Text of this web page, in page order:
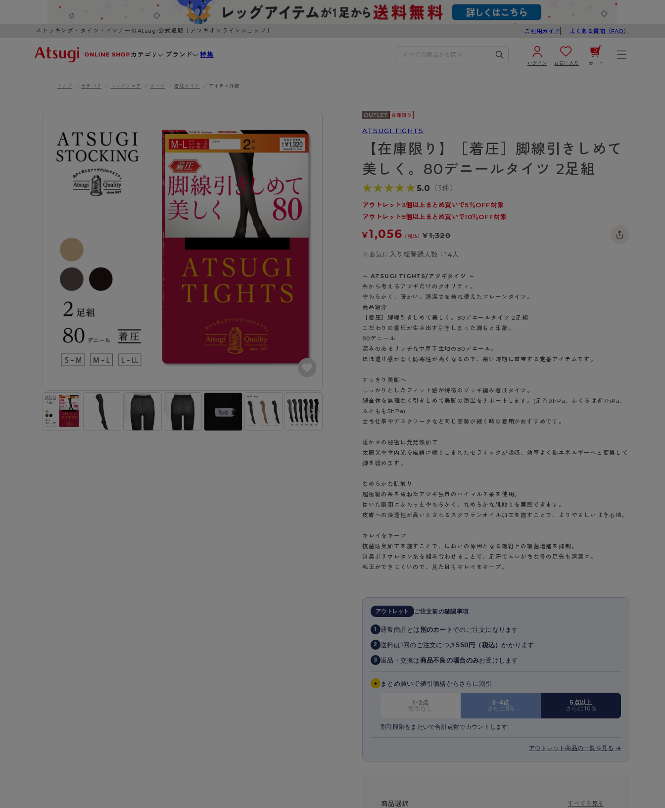
ストッキング・タイツ・インナーのAtsugi公式通販［アツギオンラインショップ］ ご利用ガイド よくある質問（FAQ）
カテゴリ
WOMEN MEN KIDS
レッグウェア
ストッキング
- 無地ストッキング
- 柄ストッキング
- パンティ部レスストッキング
タイツ
- 無地タイツ
- 柄タイツ
- ひざ下丈タイツ
- 着圧タイツ
レギンス・スパッツ
インナーウェア
ブラジャー
- ノンワイヤーブラ
- ワイヤーブラ
- ブラトップ
- レギュラーショーツ
- サニタリーショーツ
- ガードル・補正ショーツ
肌着・インナー
- 長袖（七分袖以上）
- カップ付きインナー
ライフスタイルウェア
アクティブ・スポーツ
- スポーツトップス
ソックス・靴下
スニーカー丈・くるぶし丈ソックス
ハイソックス
インナーウエア
メンズパンツ
トランクス
Tバック・ビキニ
肌着・インナー
ライフスタイルウェア
ルームウェア・パジャマ
タイツ
クルー・レギュラー丈ソックス
スニーカー丈・くるぶし丈ソックス
ハイソックス
インナーウエア
ブラジャー
ワイヤーブラ
スポーツブラ
ショーツ
ブランド
アスティーグ クリアビューティアクティブ
hotto comfort
CLINICAL
特集
ログイン お気に入り カート
0
3,980円以上のご購入で送料無料
カテゴリから探す
レッグウェア
- ショート丈ストッキング
- 着圧ストッキング
- パンティ部レスストッキング
タイツ
- 無地タイツ
- 柄タイツ
- ひざ下丈タイツ
- 着圧タイツ
ソックス・靴下
- ワイヤーブラ
- ブラトップ
ショーツ
- レギュラーショーツ
- サニタリーショーツ
- ガードル・補正ショーツ
肌着・インナー
- 長袖（七分袖以上）
- タンクトップ
トップス
ルームウェア・パジャマ
アクティブ・スポーツ
- スポーツブラ
- スポーツトップス
- スポーツボトムス
雑貨・小物
ソックス・靴下
クルー・レギュラー丈ソックス
スニーカー丈・くるぶし丈ソックス
ハイソックス
インナーウエア
メンズパンツ
ボクサー
トランクス
Tバック・ビキニ
ライフスタイルウェア
ボトムス
ルームウェア・パジャマ
タイツ
ソックス・靴下
クルー・レギュラー丈ソックス
スニーカー丈・くるぶし丈ソックス
ハイソックス
スクールソックス
インナーウエア
ブラジャー
ノンワイヤーブラ
ワイヤーブラ
スポーツブラ
レギュラーショーツ
ボクサー
カテゴリ一覧へ
ブランドから探す
AZGI
アスティーグ
クリアビューティアクティブ
hotto comfort
Atsugi COLORS
BT
スクールタイム
CLINICAL
ハイジュニ
商品選びのお手伝い
お悩み別ガードル
ブラジャー特集
私に似合う、ストッキング選び
タイツの選び方
はじめての方へ
よくある質問（FAQ）
サイズ表
お支払い方法について
配送方法について
お問い合わせについて
トップ カテゴリ レッグウェア タイツ 着圧タイツ アイテム詳細
0）
ュ（385）
ATSUGI TIGHTS
【在庫限り】［着圧］脚線引きしめて
美しく。80デニールタイツ 2足組
★★★★★
★★★★★5.0 （3件）
アウトレット3個以上まとめ買いで5％OFF対象
アウトレット5個以上まとめ買いで10％OFF対象
¥1,056 （税込） ¥1,320
お気に入り総登録人数：14人
～ ATSUGI TIGHTS/アツギタイツ ～
糸から考えるアツギだけのクオリティ。
やわらかく、暖かい。清潔さを兼ね備えたプレーンタイツ。
商品紹介
【着圧】脚線引きしめて美しく。80デニールタイツ 2足組
こだわりの着圧が生み出す引きしまった脚もと印象。
80デニール
深みのあるリッチな中厚手生地の80デニール。
ほぼ透け感がなく防寒性が高くなるので、寒い時期に重宝する定番アイテムです。
すっきり美脚へ
しっかりとしたフィット感が特徴のゾッキ編み着圧タイツ。
脚全体を無理なく引きしめて美脚の演出をサポートします。(足首9hPa、ふくらはぎ7hPa、
ふともも5hPa)
立ち仕事やデスクワークなど同じ姿勢が続く時の着用がおすすめです。
暖かさの秘密は光発熱加工
太陽光や室内光を繊維に練りこまれたセラミックが吸収、効率よく熱エネルギーへと変換して
脚を暖めます。
なめらかな肌触り
超極細の糸を束ねたアツギ独自のハイマルチ糸を使用。
はいた瞬間にふわっとやわらかく、なめらかな肌触りを実感できます。
皮膚への浸透性が高いとされるスクワランオイル加工を施すことで、よりやさしいはき心地。
キレイをキープ
抗菌防臭加工を施すことで、においの原因となる繊維上の細菌増殖を抑制。
消臭ポリウレタン糸を組み合わせることで、足汗でムレがちな冬の足先も清潔に。
毛玉ができにくいので、見た目もキレイをキープ。
アウトレット ご注文前の確認事項
1 通常商品とは別のカートでのご注文になります
2 送料は1回のご注文につき 550円（税込） かかります
3 返品・交換は商品不良の場合のみお受けします
+ まとめ買いで値引価格からさらに割引
1-2点
割引なし
3-4点
さらに5%
5点以上
さらに10%
割引段階をまたいで合計点数でカウントします
アウトレット商品の一覧を見る →
商品選択 すべてを見る